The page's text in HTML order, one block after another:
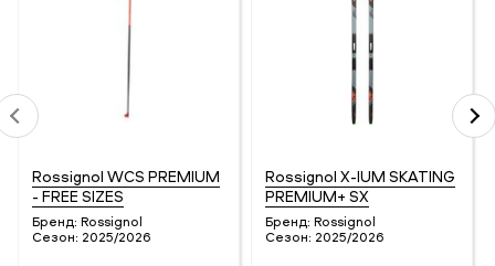
Rossignol WCS PREMIUM
- FREE SIZES
Бренд: Rossignol
Сезон: 2025/2026
Rossignol X-IUM SKATING
PREMIUM+ SX
Бренд: Rossignol
Сезон: 2025/2026